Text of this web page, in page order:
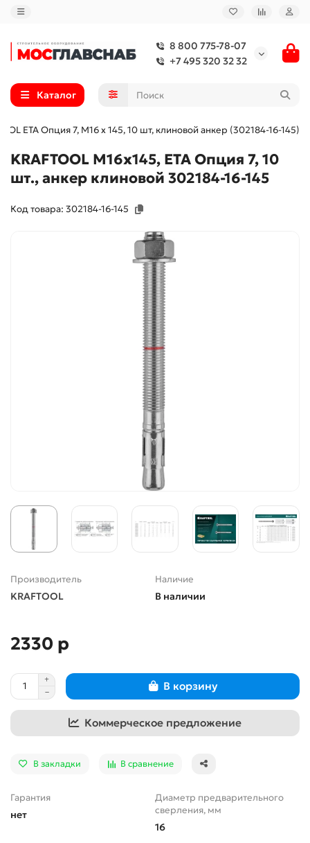
8 800 775-78-07
+7 495 320 32 32
Каталог
ETA Опция 7, М16 х 145, 10 шт, клиновой анкер (302184-16-145)
KRAFTOOL М16x145, ETA Опция 7, 10
шт., анкер клиновой 302184-16-145
Код товара: 302184-16-145
Производитель
KRAFTOOL
Наличие
В наличии
2330 р
В корзину
Коммерческое предложение
В закладки В сравнение
Гарантия
нет
Диаметр предварительного
сверления, мм
16